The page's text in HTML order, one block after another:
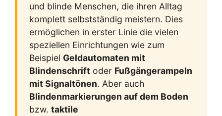
und blinde Menschen, die ihren Alltag
komplett selbstständig meistern. Dies
ermöglichen in erster Linie die vielen
speziellen Einrichtungen wie zum
Beispiel Geldautomaten mit
Blindenschrift oder Fußgängerampeln
mit Signaltönen. Aber auch
Blindenmarkierungen auf dem Boden
bzw. taktile